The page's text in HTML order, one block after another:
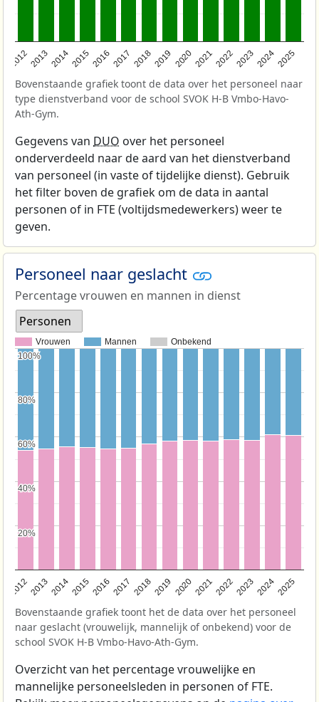
201220132014201520162017 20182019 202020212022202320242025
Bovenstaande grafiek toont de data over het personeel naar
type dienstverband voor de school SVOK H-B Vmbo-Havo-
Ath-Gym.
Gegevens van DUO over het personeel
onderverdeeld naar de aard van het dienstverband
van personeel (in vaste of tijdelijke dienst). Gebruik
het filter boven de grafiek om de data in aantal
personen of in FTE (voltijdsmedewerkers) weer te
geven.
Personeel naar geslacht
Percentage vrouwen en mannen in dienst
Personen
Vrouwen Mannen Onbekend
201220132014201520162017 20182019 202020212022202320242025
20%
20%
40%
40%
60%
60%
80%
80%
100%
100%
Bovenstaande grafiek toont het de data over het personeel
naar geslacht (vrouwelijk, mannelijk of onbekend) voor de
school SVOK H-B Vmbo-Havo-Ath-Gym.
Overzicht van het percentage vrouwelijke en
mannelijke personeelsleden in personen of FTE.